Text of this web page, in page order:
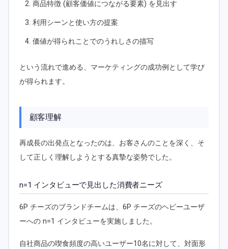
商品特徴 (顧客価値につながる要素) を見出す
利用シーンと使い方の提案
価値が得られことでのうれしさの描写
という流れで進める、マーケティングの成功例として学び
が得られます。
顧客理解
再成長の出発点となったのは、お客さんのことを深く、そ
して正しく理解しようとする真摯な姿勢でした。
n=1 インタビューで見出した消費者ニーズ
6P チーズのブランドチームは、6P チーズのヘビーユーザ
ーへの n=1 インタビューを実施しました。
自社商品の喫食頻度の高いユーザー10名に対して、対面形